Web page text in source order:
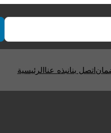
الرئيسيةنبذه عنااتصل بنا